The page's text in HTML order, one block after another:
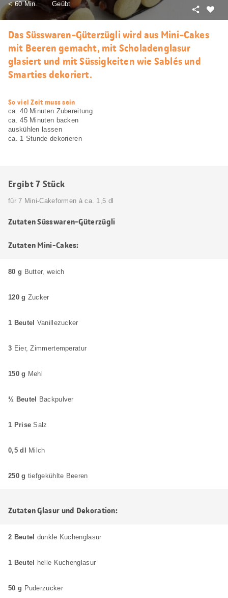
< 60 Min.
Geübt
Teilen
Das Süsswaren-Güterzügli wird aus Mini-Cakes
mit Beeren gemacht, mit Scholadenglasur
glasiert und mit Süssigkeiten wie Sablés und
Smarties dekoriert.
web.recipe.accessibilityTitle
So viel Zeit muss sein
ca. 40 Minuten Zubereitung
ca. 45 Minuten backen
auskühlen lassen
ca. 1 Stunde dekorieren
Ergibt 7 Stück
für 7 Mini-Cakeformen à ca. 1,5 dl
Zutaten Süsswaren-Güterzügli
Zutaten Mini-Cakes:
80 g Butter, weich
120 g Zucker
1 Beutel Vanillezucker
3 Eier, Zimmertemperatur
150 g Mehl
½ Beutel Backpulver
1 Prise Salz
0,5 dl Milch
250 g tiefgekühlte Beeren
Zutaten Glasur und Dekoration:
2 Beutel dunkle Kuchenglasur
1 Beutel helle Kuchenglasur
50 g Puderzucker